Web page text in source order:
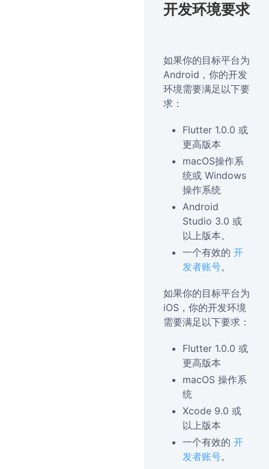
开发环境要求
如果你的目标平台为
Android，你的开发
环境需要满足以下要
求：
Flutter 1.0.0 或
更高版本
macOS操作系
统或 Windows
操作系统
Android
Studio 3.0 或
以上版本。
一个有效的 开
发者账号。
如果你的目标平台为
iOS，你的开发环境
需要满足以下要求：
Flutter 1.0.0 或
更高版本
macOS 操作系
统
Xcode 9.0 或
以上版本
一个有效的 开
发者账号。